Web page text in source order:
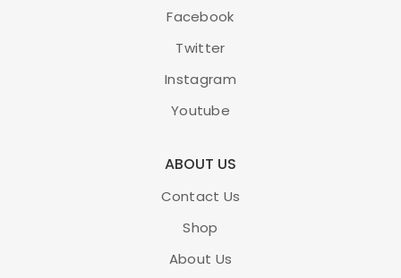
Facebook
Twitter
Instagram
Youtube
ABOUT US
Contact Us
Shop
About Us